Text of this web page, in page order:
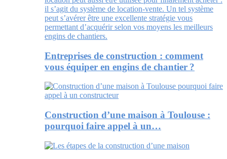
Entreprises de construction : comment
vous équiper en engins de chantier ?
Construction d’une maison à Toulouse :
pourquoi faire appel à un…